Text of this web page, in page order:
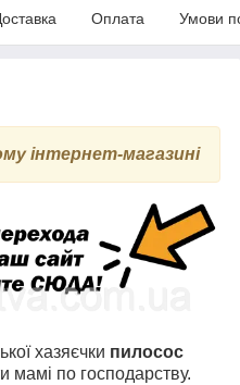
Оплата Умови
інтернет-магазині
хазяєчки пилосос
мамі по господарству.